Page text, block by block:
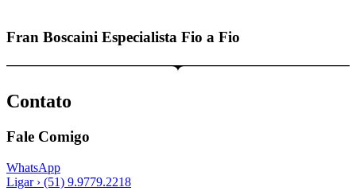
Fran Boscaini Especialista Fio a Fio
Contato
Fale Comigo
WhatsApp
Ligar › (51) 9.9779.2218